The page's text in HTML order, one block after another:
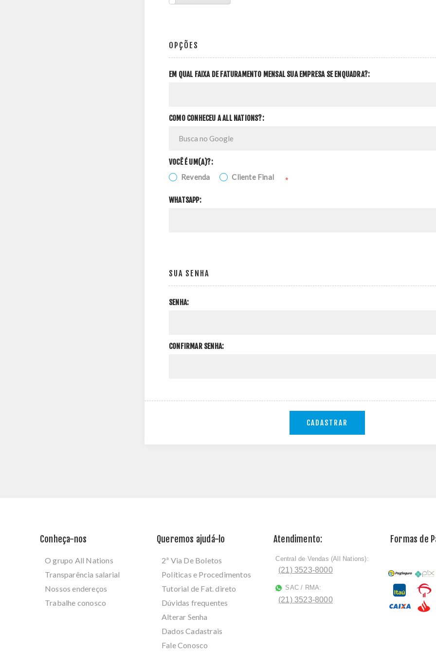
OPÇÕES
EM QUAL FAIXA DE FATURAMENTO MENSAL SUA EMPRESA SE ENQUADRA?:
COMO CONHECEU A ALL NATIONS?:
VOCÊ É UM(A)?:
Revenda Cliente Final *
WHATSAPP:
SUA SENHA
SENHA:
CONFIRMAR SENHA:
CADASTRAR
Conheça-nos
O grupo All Nations
Transparência salarial
Nossos endereços
Trabalhe conosco
Queremos ajudá-lo
2ª Via De Boletos
Políticas e Procedimentos
Tutorial de Fat. direto
Dúvidas frequentes
Alterar Senha
Dados Cadastrais
Fale Conosco
Atendimento:
ﾠCentral de Vendas (All Nations):
(21) 3523-8000
SAC / RMA:
(21) 3523-8000
Formas de